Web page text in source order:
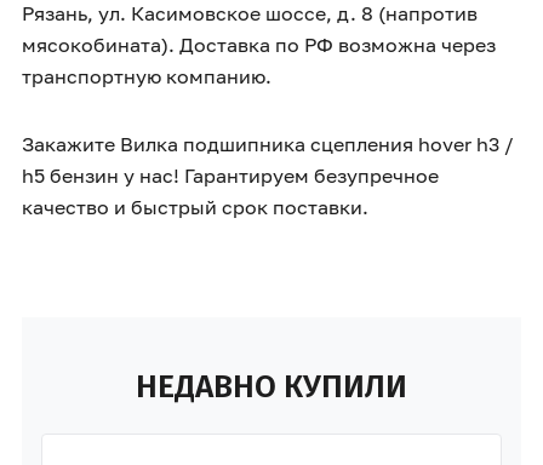
Рязань, ул. Касимовское шоссе, д. 8 (напротив
мясокобината). Доставка по РФ возможна через
транспортную компанию.
Закажите Вилка подшипника сцепления hover h3 /
h5 бензин у нас! Гарантируем безупречное
качество и быстрый срок поставки.
НЕДАВНО КУПИЛИ